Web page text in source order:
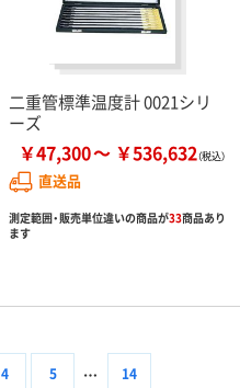
二重管標準温度計 0021シリ
ーズ
￥47,300 ￥536,632
直送品
測定範囲・販売単位違いの商品が33商品あり
ます
4 5 14